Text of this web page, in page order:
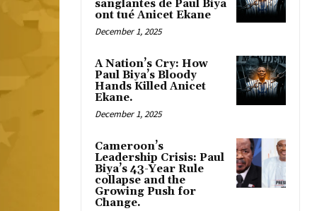
sanglantes de Paul Biya
ont tué Anicet Ekane
December 1, 2025
A Nation’s Cry: How
Paul Biya’s Bloody
Hands Killed Anicet
Ekane.
December 1, 2025
Cameroon’s
Leadership Crisis: Paul
Biya’s 43-Year Rule
collapse and the
Growing Push for
Change.